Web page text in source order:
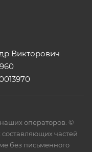
Викторович
операторов. ©
частей
без письменного